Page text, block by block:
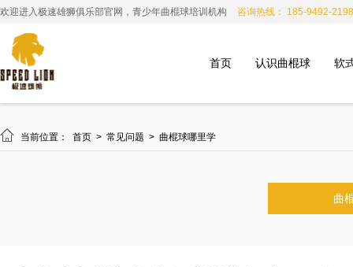
欢迎进入极速雄狮俱乐部官网，青少年曲棍球培训机构 咨询热线： 185-9492-2198
首页 认识曲棍球 软
 当前位置： 首页 > 常见问题 > 曲棍球哪里学
曲